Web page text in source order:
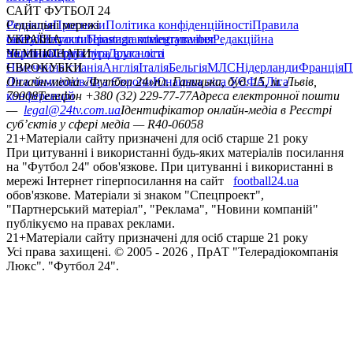
САЙТ ФУТБОЛ 24
РедакціяПрогнозиПолітика конфіденційностіПравила
сайтуКонтактиПравила коментуванняРедакційна
політикаСтруктура власності
Соціальні мережі
facebookxyoutubeinstagramtelegramviber
УКРАЇНА
УкраїнаПерша лігаДруга ліга
ЧЕМПІОНАТИ
НімеччинаІспаніяАнгліяІталіяБельгіяМЛСНідерландиФранція
ЄВРОКУБКИ
Ліга чемпіонівЛіга ЄвропиЮнацька ліга УЄФАЛіга
конференцій
Онлайн-медіа «Футбол 24»пл. Галицька, буд. 15, м. Львів,
79008Телефон +380 (32) 229-77-77Адреса електронної пошти
— legal@24tv.com.uaІдентифікатор онлайн-медіа в Реєстрі
суб’єктів у сфері медіа — R40-06058
21+Матеріали сайту призначені для осіб старше 21 року
При цитуванні і використанні будь-яких матеріалів посилання
на "Футбол 24" обов'язкове. При цитуванні і використанні в
мережі Інтернет гіперпосилання на сайт
football24.ua
обов'язкове. Матеріали зі знаком "Спецпроект",
"Партнерський матеріал", "Реклама", "Новини компаній"
публікуємо на правах реклами.
21+Матеріали сайту призначені для осіб старше 21 року
Усi права захищенi. © 2005 - 2026 , ПрАТ "Телерадіокомпанія
Люкс". "Футбол 24".